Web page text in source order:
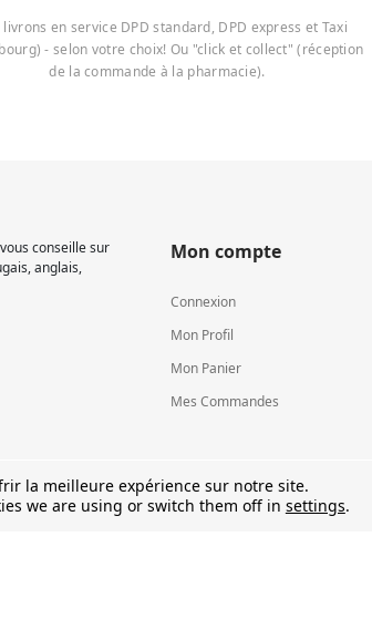
livrons en service DPD standard, DPD express et Taxi
- selon votre choix! Ou "click et collect" (réception
de la commande à la pharmacie).
conseille sur
anglais,
Mon compte
Connexion
Mon Profil
Mon Panier
Mes Commandes
la meilleure expérience sur notre site.
we are using or switch them off in settings.